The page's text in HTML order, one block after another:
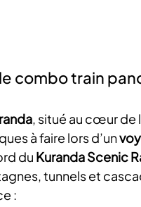
combo train
, situé au cœur de
à faire lors d’un
du Kuranda Scenic
tunnels et
: